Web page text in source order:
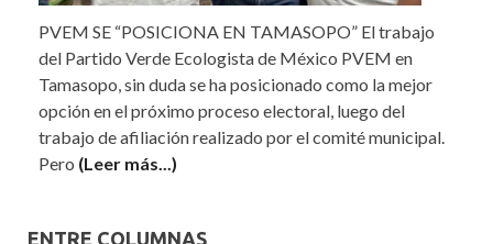
PVEM SE “POSICIONA EN TAMASOPO” El trabajo
del Partido Verde Ecologista de México PVEM en
Tamasopo, sin duda se ha posicionado como la mejor
opción en el próximo proceso electoral, luego del
trabajo de afiliación realizado por el comité municipal.
Pero (Leer más...)
ENTRE COLUMNAS